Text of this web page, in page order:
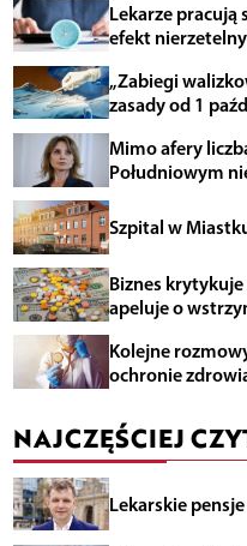
Lekarze pracują
efekt
„Zabiegi
zasady od 1
Mimo afery
Południowym
Szpital w
Biznes
apeluje o
Kolejne
ochronie
NAJCZĘŚCIEJ
Lekarskie